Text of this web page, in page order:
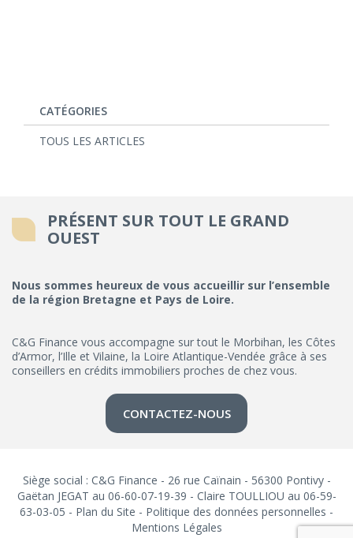
CATÉGORIES
TOUS LES ARTICLES
PRÉSENT SUR TOUT LE GRAND
OUEST
Nous sommes heureux de vous accueillir sur l’ensemble
de la région Bretagne et Pays de Loire.
C&G Finance vous accompagne sur tout le Morbihan, les Côtes
d’Armor, l’Ille et Vilaine, la Loire Atlantique-Vendée grâce à ses
conseillers en crédits immobiliers proches de chez vous.
CONTACTEZ-NOUS
Siège social : C&G Finance - 26 rue Caïnain - 56300 Pontivy -
Gaëtan JEGAT au 06-60-07-19-39 - Claire TOULLIOU au 06-59-
63-03-05 - Plan du Site - Politique des données personnelles -
Mentions Légales